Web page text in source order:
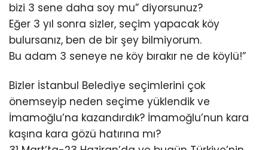
bizi 3 sene daha soy mu” diyorsunuz?
Eğer 3 yıl sonra sizler, seçim yapacak köy
bulursanız, ben de bir şey bilmiyorum.
Bu adam 3 seneye ne köy bırakır ne de köylü!”
Bizler İstanbul Belediye seçimlerini çok
önemseyip neden seçime yüklendik ve
İmamoğlu’na kazandırdık? İmamoğlu’nun kara
kaşına kara gözü hatırına mı?